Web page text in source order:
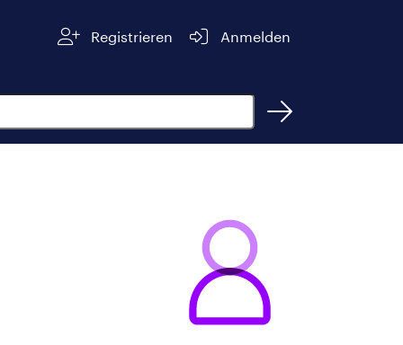
Registrieren Anmelden